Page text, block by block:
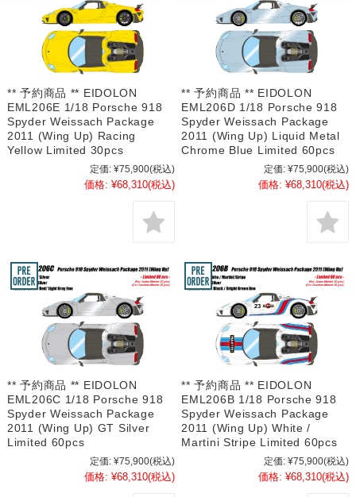
** 予約商品 ** EIDOLON
EML206E 1/18 Porsche 918
Spyder Weissach Package
2011 (Wing Up) Racing
Yellow Limited 30pcs
定価: ¥75,900(税込)
価格: ¥68,310(税込)
** 予約商品 ** EIDOLON
EML206D 1/18 Porsche 918
Spyder Weissach Package
2011 (Wing Up) Liquid Metal
Chrome Blue Limited 60pcs
定価: ¥75,900(税込)
価格: ¥68,310(税込)
** 予約商品 ** EIDOLON
EML206C 1/18 Porsche 918
Spyder Weissach Package
2011 (Wing Up) GT Silver
Limited 60pcs
定価: ¥75,900(税込)
価格: ¥68,310(税込)
** 予約商品 ** EIDOLON
EML206B 1/18 Porsche 918
Spyder Weissach Package
2011 (Wing Up) White /
Martini Stripe Limited 60pcs
定価: ¥75,900(税込)
価格: ¥68,310(税込)